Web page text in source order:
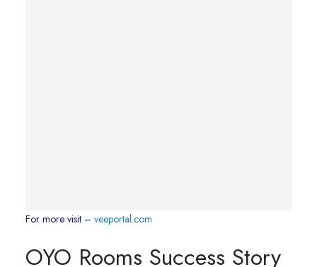
For more visit – veeportal.com
OYO Rooms Success Story